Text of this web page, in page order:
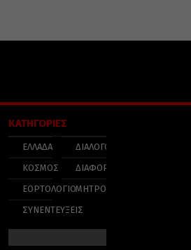
ΚΑΤΗΓΟΡΙΕΣ
ΕΛΛΑΔΑ
ΚΟΣΜΟΣ
ΕΟΡΤΟΛΟΓΙΟ
ΣΥΝΕΝΤΕΥΞΕΙΣ
ΔΙΑΛΟΓΟΣ
ΔΙΑΦΟΡΑ
ΜΗΤΡΟΠΟΛΕΙΣ